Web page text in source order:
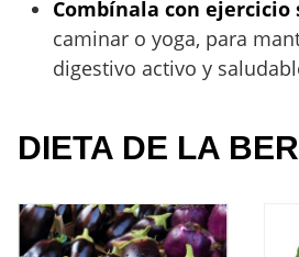
Combínala con ejercicio
caminar o yoga, para
digestivo activo y
DIETA DE LA